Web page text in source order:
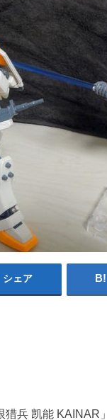
シェア
兵 凯能 KAINAR